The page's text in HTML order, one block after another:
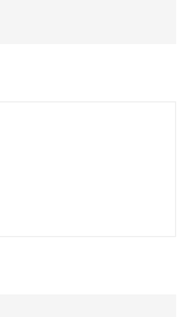
ပ်ထားတဲ့အတွက်
က်နဲ့ ဥယျာဉ်ခြံသီးနှံ
းတည်းနဲ့ အားလုံး